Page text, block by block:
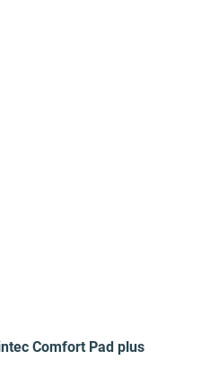
Comfort Pad plus